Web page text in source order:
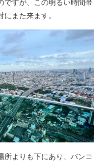
ですが、この明るい時間帯
また来ます。
所よりも下にあり、バンコ